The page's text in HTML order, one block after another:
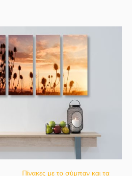
Πίνακες με το σύμπαν και τα